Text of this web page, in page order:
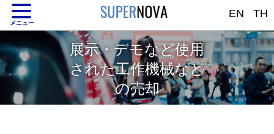
展示・デモなど使用
された工作機械など
の売却
メニュー
TH
EN